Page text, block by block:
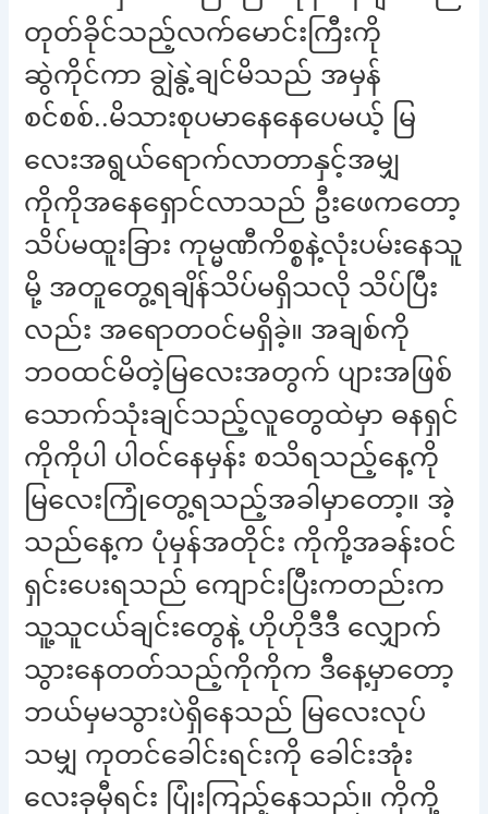
တုတ်ခိုင်သည့်လက်မောင်းကြီးကို
ဆွဲကိုင်ကာ ချွဲနွဲ့ချင်မိသည် အမှန်
စင်စစ်..မိသားစုပမာနေနေပေမယ့် မြ
လေးအရွယ်ရောက်လာတာနှင့်အမျှ
ကိုကိုအနေရှောင်လာသည် ဦးဖေကတော့
သိပ်မထူးခြား ကုမ္မဏီကိစ္စနဲ့လုံးပမ်းနေသူ
မို့ အတူတွေ့ရချိန်သိပ်မရှိသလို သိပ်ပြီး
လည်း အရောတဝင်မရှိခဲ့။ အချစ်ကို
ဘဝထင်မိတဲ့မြလေးအတွက် ပျားအဖြစ်
သောက်သုံးချင်သည့်လူတွေထဲမှာ ဓနရှင်
ကိုကိုပါ ပါဝင်နေမှန်း စသိရသည့်နေ့ကို
မြလေးကြုံတွေ့ရသည့်အခါမှာတော့။ အဲ့
သည်နေ့က ပုံမှန်အတိုင်း ကိုကို့အခန်းဝင်
ရှင်းပေးရသည် ကျောင်းပြီးကတည်းက
သူ့သူငယ်ချင်းတွေနဲ့ ဟိုဟိုဒီဒီ လျှောက်
သွားနေတတ်သည့်ကိုကိုက ဒီနေ့မှာတော့
ဘယ်မှမသွားပဲရှိနေသည် မြလေးလုပ်
သမျှ ကုတင်ခေါင်းရင်းကို ခေါင်းအုံး
လေးခုမှီရင်း ပြုံးကြည့်နေသည်။ ကိုကို့